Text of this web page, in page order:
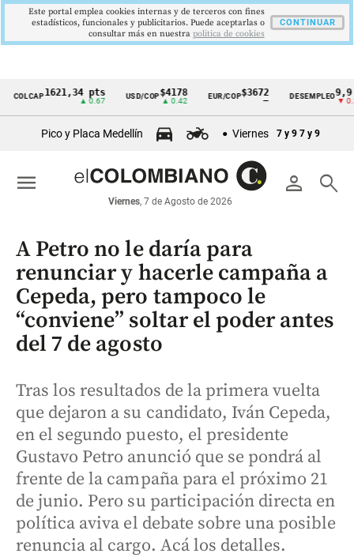
Cintillo
económicos
Colombia
1621,34 pts
▲ 0.67
USD/COP $4178
▲ 0.42
EUR/COP$3672 DESEMPLEO9,9 %
▼ 0.30
Pico y Placa Medellín Viernes 7 y 9 7 y 9
person search
Viernes, 7 de Agosto de 2026
menu
A Petro no le daría para
renunciar y hacerle campaña a
Cepeda, pero tampoco le
“conviene” soltar el poder antes
del 7 de agosto
Tras los resultados de la primera vuelta
que dejaron a su candidato, Iván Cepeda,
en el segundo puesto, el presidente
Gustavo Petro anunció que se pondrá al
frente de la campaña para el próximo 21
de junio. Pero su participación directa en
política aviva el debate sobre una posible
renuncia al cargo. Acá los detalles.
Este portal emplea cookies internas y de terceros con fines
estadísticos, funcionales y publicitarios. Puede aceptarlas o
consultar más en nuestra politica de cookies
CONTINUAR